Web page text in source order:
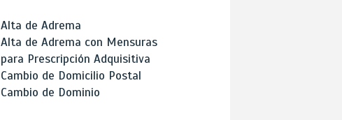
Alta de Adrema
Alta de Adrema con Mensuras
para Prescripción Adquisitiva
Cambio de Domicilio Postal
Cambio de Dominio